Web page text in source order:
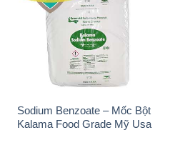
Sodium Benzoate – Mốc Bột
Kalama Food Grade Mỹ Usa